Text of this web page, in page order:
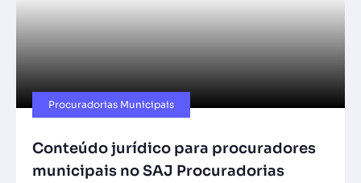
Procuradorias Municipais
Conteúdo jurídico para procuradores
municipais no SAJ Procuradorias